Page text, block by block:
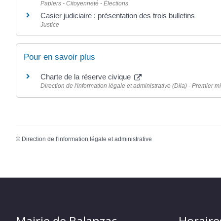
Papiers - Citoyenneté - Élections
Casier judiciaire : présentation des trois bulletins
Justice
Pour en savoir plus
Charte de la réserve civique
Direction de l'information légale et administrative (Dila) - Premier
© Direction de l'information légale et administrative